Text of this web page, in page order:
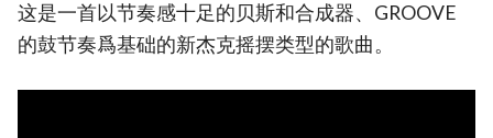
这是一首以节奏感十足的贝斯和合成器、GROOVE
的鼓节奏爲基础的新杰克摇摆类型的歌曲。